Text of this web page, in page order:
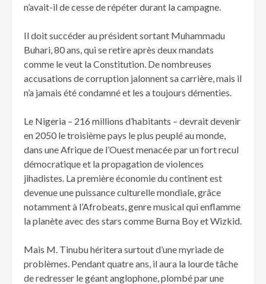
n’avait-il de cesse de répéter durant la campagne.
Il doit succéder au président sortant Muhammadu
Buhari, 80 ans, qui se retire après deux mandats
comme le veut la Constitution. De nombreuses
accusations de corruption jalonnent sa carrière, mais il
n’a jamais été condamné et les a toujours démenties.
Le Nigeria – 216 millions d’habitants – devrait devenir
en 2050 le troisième pays le plus peuplé au monde,
dans une Afrique de l’Ouest menacée par un fort recul
démocratique et la propagation de violences
jihadistes. La première économie du continent est
devenue une puissance culturelle mondiale, grâce
notamment à l’Afrobeats, genre musical qui enflamme
la planète avec des stars comme Burna Boy et Wizkid.
Mais M. Tinubu héritera surtout d’une myriade de
problèmes. Pendant quatre ans, il aura la lourde tâche
de redresser le géant anglophone, plombé par une